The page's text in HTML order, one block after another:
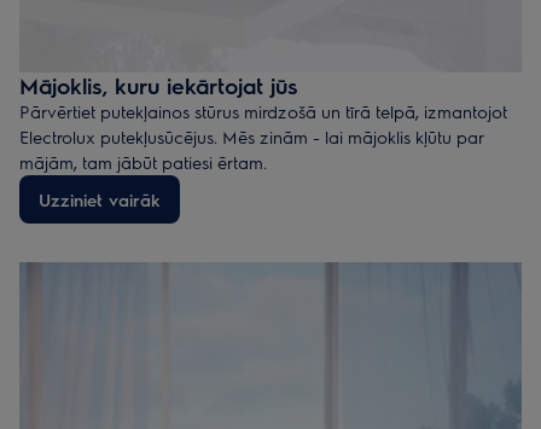
Mājoklis, kuru iekārtojat jūs
Pārvērtiet putekļainos stūrus mirdzošā un tīrā telpā, izmantojot
Electrolux putekļusūcējus. Mēs zinām - lai mājoklis kļūtu par
mājām, tam jābūt patiesi ērtam.
Uzziniet vairāk